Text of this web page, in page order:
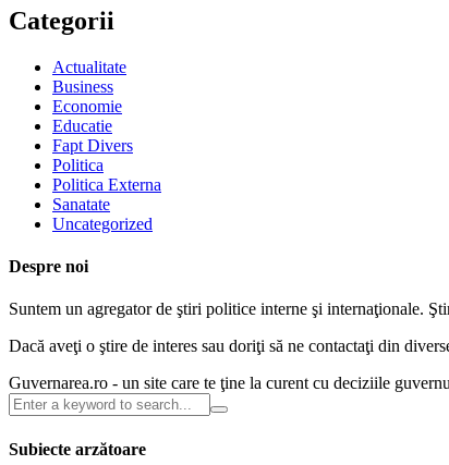
Categorii
Actualitate
Business
Economie
Educatie
Fapt Divers
Politica
Politica Externa
Sanatate
Uncategorized
Despre noi
Suntem un agregator de ştiri politice interne şi internaţionale.
Dacă aveţi o ştire de interes sau doriţi să ne contactaţi din
Guvernarea.ro - un site care te ţine la curent cu deciziile
Subiecte arzătoare